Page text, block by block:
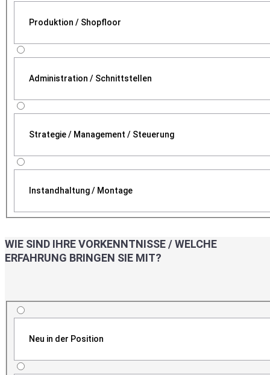
Produktion / Shopfloor
Administration / Schnittstellen
Strategie / Management / Steuerung
Instandhaltung / Montage
WIE SIND IHRE VORKENNTNISSE / WELCHE
ERFAHRUNG BRINGEN SIE MIT?
Neu in der Position